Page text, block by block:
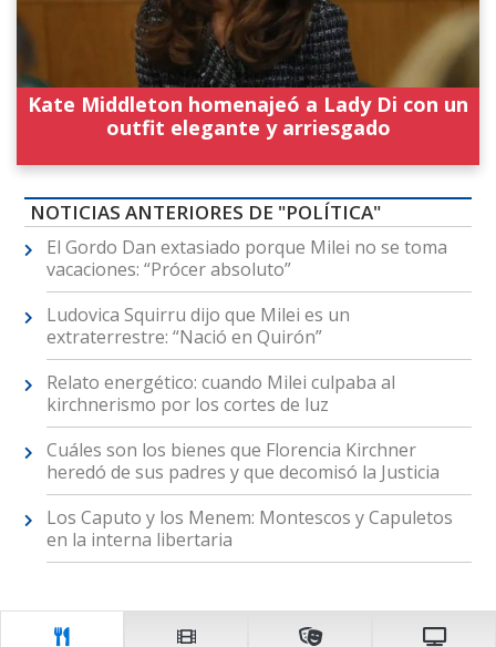
Kate Middleton homenajeó a Lady Di con un
outfit elegante y arriesgado
NOTICIAS ANTERIORES DE "POLÍTICA"
El Gordo Dan extasiado porque Milei no se toma
vacaciones: “Prócer absoluto”
Ludovica Squirru dijo que Milei es un
extraterrestre: “Nació en Quirón”
Relato energético: cuando Milei culpaba al
kirchnerismo por los cortes de luz
Cuáles son los bienes que Florencia Kirchner
heredó de sus padres y que decomisó la Justicia
Los Caputo y los Menem: Montescos y Capuletos
en la interna libertaria